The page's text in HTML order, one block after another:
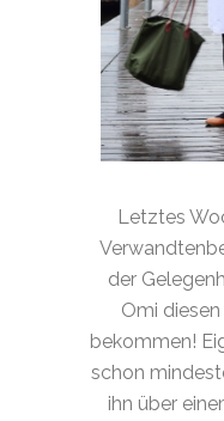
Letztes
der
Omi
bekommen!
schon
ihn über